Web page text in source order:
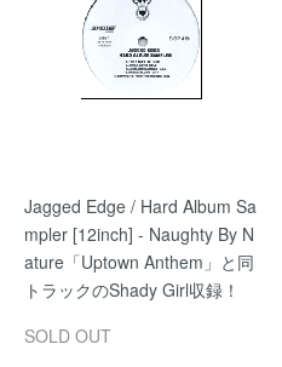
Jagged Edge / Hard Album Sa
mpler [12inch] - Naughty By N
ature「Uptown Anthem」と同
トラックのShady Girl収録！
SOLD OUT